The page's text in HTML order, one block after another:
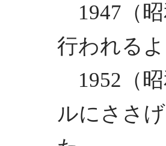
1947（昭
行われる
1952（昭
ルにささ